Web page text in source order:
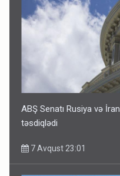
ABŞ Senatı Rusiya və
təsdiqlədi
7 Avqust 23:01